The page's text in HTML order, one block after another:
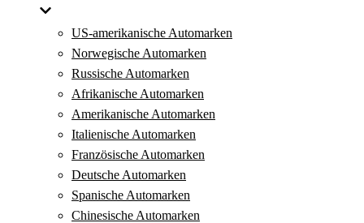
US-amerikanische Automarken
Norwegische Automarken
Russische Automarken
Afrikanische Automarken
Amerikanische Automarken
Italienische Automarken
Französische Automarken
Deutsche Automarken
Spanische Automarken
Chinesische Automarken